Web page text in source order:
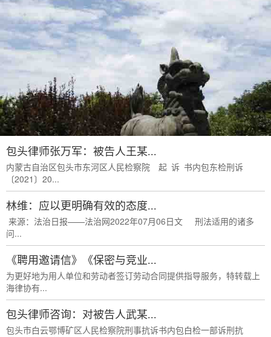
包头律师张万军：被告人王某...
内蒙古自治区包头市东河区人民检察院 起 诉 书内包东检刑诉
〔2021〕20...
林维：应以更明确有效的态度...
来源：法治日报——法治网2022年07月06日文 刑法适用的诸多
问...
《聘用邀请信》《保密与竞业...
为更好地为用人单位和劳动者签订劳动合同提供指导服务，特转载上
海律协有...
包头律师咨询：对被告人武某...
包头市白云鄂博矿区人民检察院刑事抗诉书内包白检一部诉刑抗